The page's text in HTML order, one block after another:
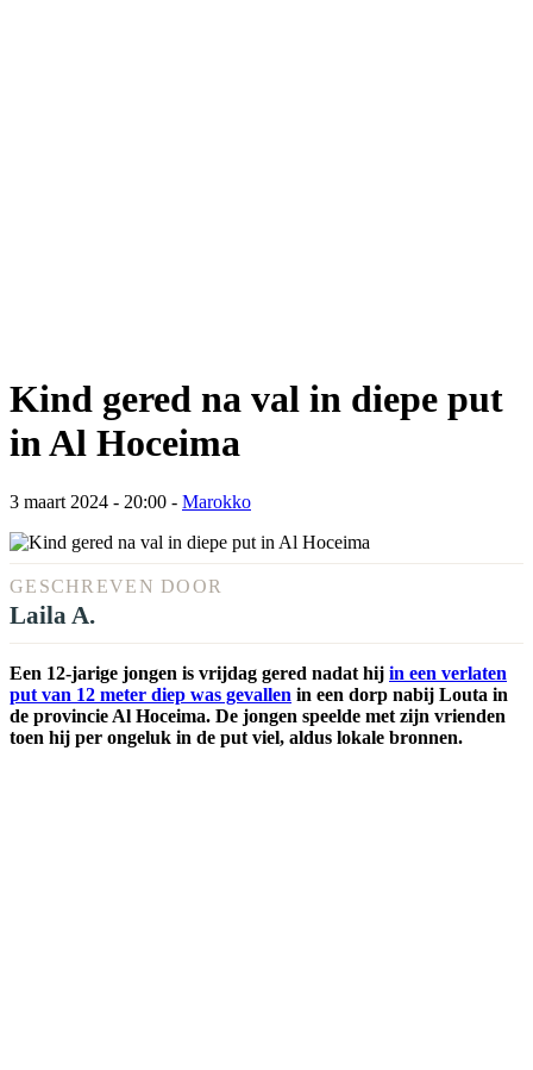
Kind gered na val in diepe put
in Al Hoceima
3 maart 2024 - 20:00 - Marokko
GESCHREVEN DOOR
Laila A.
Een 12-jarige jongen is vrijdag gered nadat hij in een verlaten
put van 12 meter diep was gevallen in een dorp nabij Louta in
de provincie Al Hoceima. De jongen speelde met zijn vrienden
toen hij per ongeluk in de put viel, aldus lokale bronnen.